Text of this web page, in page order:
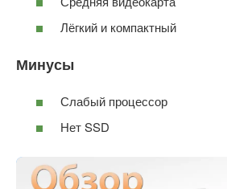
Лёгкий и компактный
Минусы
Слабый процессор
Нет SSD